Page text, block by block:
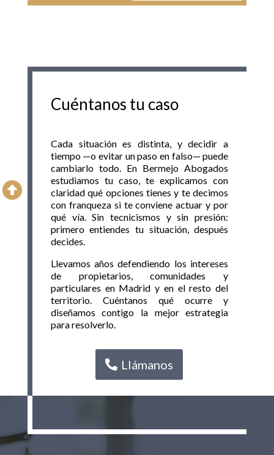
Cuéntanos tu caso
Cada situación es distinta, y decidir a
tiempo —o evitar un paso en falso— puede
cambiarlo todo. En Bermejo Abogados
estudiamos tu caso, te explicamos con
claridad qué opciones tienes y te decimos
con franqueza si te conviene actuar y por
qué vía. Sin tecnicismos y sin presión:
primero entiendes tu situación, después
decides.
Llevamos años defendiendo los intereses
de propietarios, comunidades y
particulares en Madrid y en el resto del
territorio. Cuéntanos qué ocurre y
diseñamos contigo la mejor estrategia
para resolverlo.
Llámanos
